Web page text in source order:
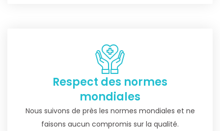
Respect des normes
mondiales
Nous suivons de près les normes mondiales et ne
faisons aucun compromis sur la qualité.